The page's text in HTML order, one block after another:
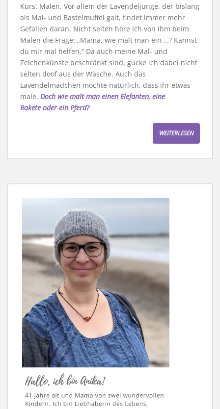
Kurs: Malen. Vor allem der Lavendeljunge, der bislang
als Mal- und Bastelmuffel galt, findet immer mehr
Gefallen daran. Nicht selten höre ich von ihm beim
Malen die Frage: „Mama, wie malt man ein …? Kannst
du mir mal helfen.“ Da auch meine Mal- und
Zeichenkünste beschränkt sind, gucke ich dabei nicht
selten doof aus der Wäsche. Auch das
Lavendelmädchen möchte natürlich, dass ihr etwas
male. Doch wie malt man einen Elefanten, eine
Rakete oder ein Pferd?
WEITERLESEN